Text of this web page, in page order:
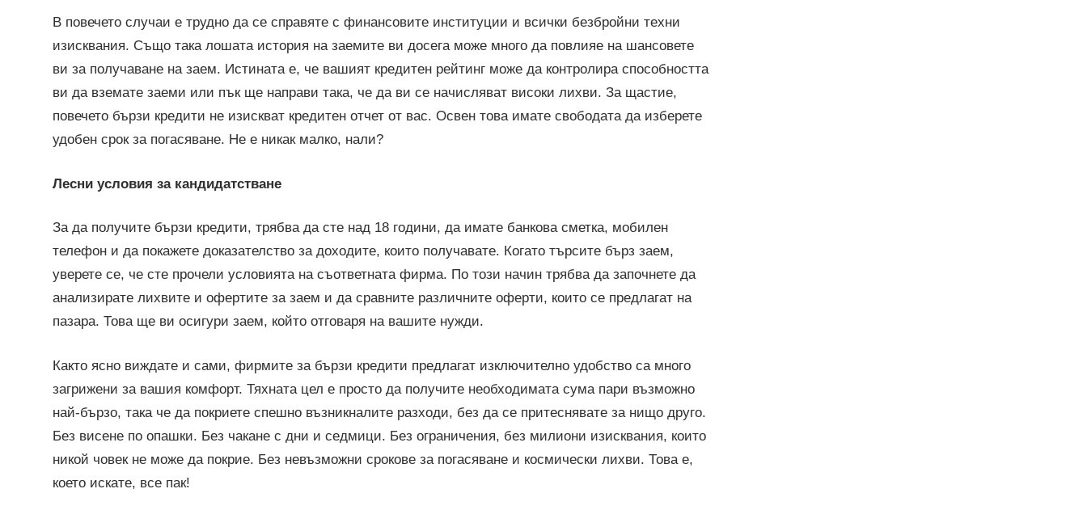
В повечето случаи е трудно да се справяте с финансовите институции и всички безбройни техни
изисквания. Също така лошата история на заемите ви досега може много да повлияе на шансовете
ви за получаване на заем. Истината е, че вашият кредитен рейтинг може да контролира способността
ви да вземате заеми или пък ще направи така, че да ви се начисляват високи лихви. За щастие,
повечето бързи кредити не изискват кредитен отчет от вас. Освен това имате свободата да изберете
удобен срок за погасяване. Не е никак малко, нали?
Лесни условия за кандидатстване
За да получите бързи кредити, трябва да сте над 18 години, да имате банкова сметка, мобилен
телефон и да покажете доказателство за доходите, които получавате. Когато търсите бърз заем,
уверете се, че сте прочели условията на съответната фирма. По този начин трябва да започнете да
анализирате лихвите и офертите за заем и да сравните различните оферти, които се предлагат на
пазара. Това ще ви осигури заем, който отговаря на вашите нужди.
Както ясно виждате и сами, фирмите за бързи кредити предлагат изключително удобство са много
загрижени за вашия комфорт. Тяхната цел е просто да получите необходимата сума пари възможно
най-бързо, така че да покриете спешно възникналите разходи, без да се притеснявате за нищо друго.
Без висене по опашки. Без чакане с дни и седмици. Без ограничения, без милиони изисквания, които
никой човек не може да покрие. Без невъзможни срокове за погасяване и космически лихви. Това е,
което искате, все пак!